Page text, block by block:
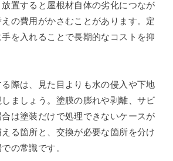
置すると屋根材自体の劣化につなが
の費用がかさむことがあります。定
を入れることで長期的なコストを抑
際は、見た目よりも水の侵入や下地
ましょう。塗膜の膨れや剥離、サビ
は塗装だけで処理できないケースが
る箇所と、交換が必要な箇所を分け
の常識です。